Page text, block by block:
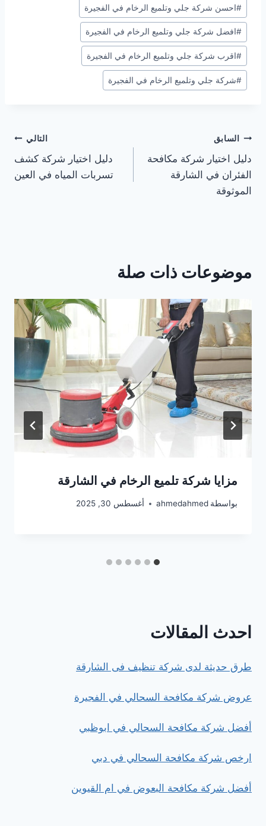
المقال:
#احسن شركة جلي وتلميع الرخام في الفجيرة
#افضل شركة جلي وتلميع الرخام في الفجيرة
#اقرب شركة جلي وتلميع الرخام في الفجيرة
#شركة جلي وتلميع الرخام في الفجيرة
تصفّح
المقالات
السابق
دليل اختيار شركة مكافحة
الفئران في الشارقة
الموثوقة
التالي
دليل اختيار شركة كشف
تسربات المياه في العين
موضوعات ذات صلة
مزايا شركة تلميع الرخام في الشارقة
بواسطة ahmedahmed أغسطس 30, 2025
احدث المقالات
طرق حديثة لدى شركة تنظيف فى الشارقة
عروض شركة مكافحة السحالي في الفجيرة
أفضل شركة مكافحة السحالي في ابوظبي
ارخص شركة مكافحة السحالي في دبي
أفضل شركة مكافحة البعوض في ام القيوين